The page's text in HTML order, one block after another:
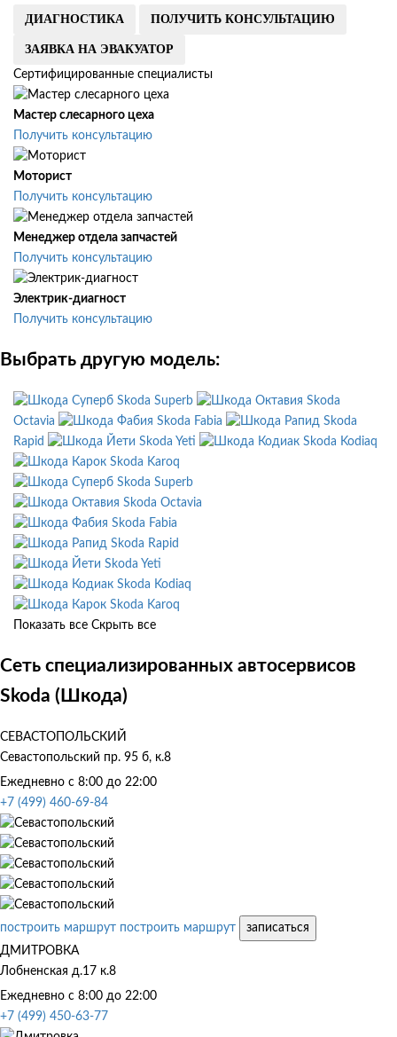
ДИАГНОСТИКА ПОЛУЧИТЬ КОНСУЛЬТАЦИЮ
ЗАЯВКА НА ЭВАКУАТОР
Сертифицированные специалисты
Мастер слесарного цеха
Получить консультацию
Моторист
Получить консультацию
Менеджер отдела запчастей
Получить консультацию
Электрик-диагност
Получить консультацию
Выбрать другую модель:
Skoda Superb
Skoda
Octavia
Skoda Fabia
Skoda
Rapid
Skoda Yeti
Skoda Kodiaq
Skoda Karoq
Skoda Superb
Skoda Octavia
Skoda Fabia
Skoda Rapid
Skoda Yeti
Skoda Kodiaq
Skoda Karoq
Показать все Скрыть все
Сеть специализированных автосервисов
Skoda (Шкода)
СЕВАСТОПОЛЬСКИЙ
Севастопольский пр. 95 б, к.8
Ежедневно с 8:00 до 22:00
+7 (499) 460-69-84
построить маршрут построить маршрут
записаться
ДМИТРОВКА
Лобненская д.17 к.8
Ежедневно с 8:00 до 22:00
+7 (499) 450-63-77